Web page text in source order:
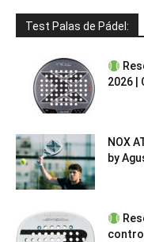
Test Palas de Pádel:
2026 |
NOX
by